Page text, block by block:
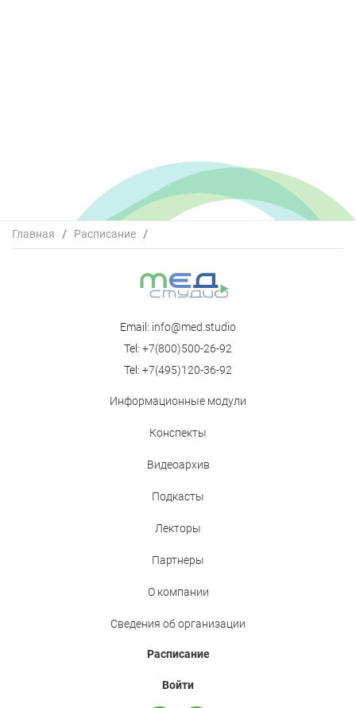
Главная / Расписание
/
Школа РАРЧ «Особенности программ ВРТ у пациентов с
Email: info@med.studio
Tel: +7(800)500-26-92
Tel: +7(495)120-36-92
Информационные модули
Конспекты
Видеоархив
Подкасты
Лекторы
Партнеры
О компании
Сведения об организации
Расписание
Войти